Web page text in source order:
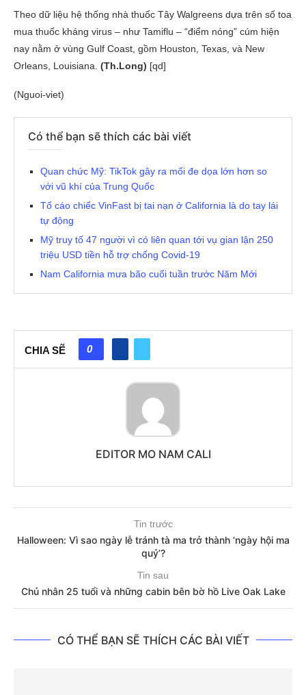
Theo dữ liệu hệ thống nhà thuốc Tây Walgreens dựa trên số toa
mua thuốc kháng virus – như Tamiflu – “điểm nóng” cúm hiện
nay nằm ở vùng Gulf Coast, gồm Houston, Texas, và New
Orleans, Louisiana. (Th.Long) [qd]
(Nguoi-viet)
Có thể bạn sẽ thích các bài viết
Quan chức Mỹ: TikTok gây ra mối đe dọa lớn hơn so
với vũ khí của Trung Quốc
Tố cáo chiếc VinFast bị tai nạn ở California là do tay lái
tự động
Mỹ truy tố 47 người vì có liên quan tới vụ gian lận 250
triệu USD tiền hỗ trợ chống Covid-19
Nam California mưa bão cuối tuần trước Năm Mới
CHIA SẼ 0
EDITOR MO NAM CALI
Tin trước
Halloween: Vì sao ngày lễ tránh tà ma trở thành ‘ngày hội ma
quỷ’?
Tin sau
Chủ nhân 25 tuổi và những cabin bên bờ hồ Live Oak Lake
CÓ THỂ BẠN SẼ THÍCH CÁC BÀI VIẾT